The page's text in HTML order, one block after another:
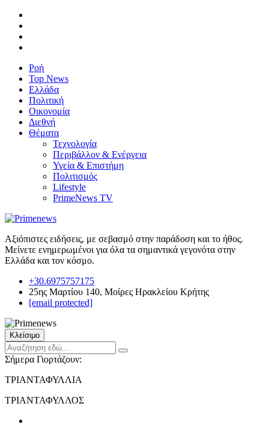
Ροή
Top News
Ελλάδα
Πολιτική
Οικονομία
Διεθνή
Θέματα
Τεχνολογία
Περιβάλλον & Ενέργεια
Υγεία & Επιστήμη
Πολιτισμός
Lifestyle
PrimeNews TV
Αξιόπιστες ειδήσεις, με σεβασμό στην παράδοση και το ήθος.
Μείνετε ενημερωμένοι για όλα τα σημαντικά γεγονότα στην
Ελλάδα και τον κόσμο.
+30.6975757175
25ης Μαρτίου 140, Μοίρες Ηρακλείου Κρήτης
[email protected]
Κλείσιμο
Σήμερα Γιορτάζουν:
ΤΡΙΑΝΤΑΦΥΛΛΙΑ
ΤΡΙΑΝΤΑΦΥΛΛΟΣ